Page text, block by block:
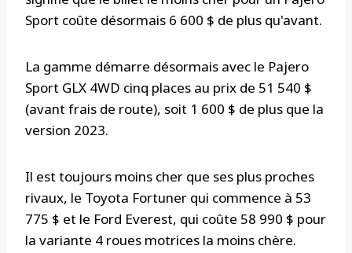
Sport coûte désormais 6 600 $ de plus qu'avant.
La gamme démarre désormais avec le Pajero
Sport GLX 4WD cinq places au prix de 51 540 $
(avant frais de route), soit 1 600 $ de plus que la
version 2023.
Il est toujours moins cher que ses plus proches
rivaux, le Toyota Fortuner qui commence à 53
775 $ et le Ford Everest, qui coûte 58 990 $ pour
la variante 4 roues motrices la moins chère.